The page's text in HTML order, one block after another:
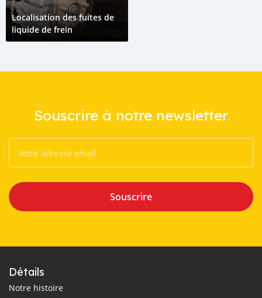
Localisation des fuites de
liquide de frein
Souscrire à notre newsletter
Souscrire
Détails
Notre histoire